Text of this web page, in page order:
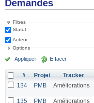
Demandes
Filtres
Statut
Auteur
Options
Appliquer Effacer
# Projet Tracker
134
PMB Améliorations
135 PMB Améliorations